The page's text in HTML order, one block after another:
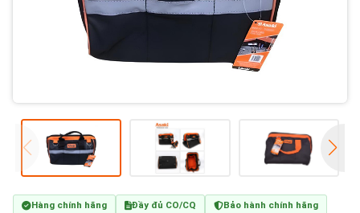
Hàng chính hãng Đầy đủ CO/CQ Bảo hành chính hãng